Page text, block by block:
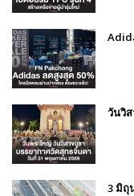
วันวิ
3 มิถุ